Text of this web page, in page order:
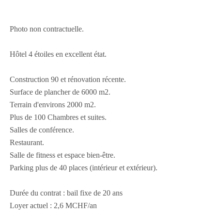
Photo non contractuelle.
Hôtel 4 étoiles en excellent état.
Construction 90 et rénovation récente.
Surface de plancher de 6000 m2.
Terrain d'environs 2000 m2.
Plus de 100 Chambres et suites.
Salles de conférence.
Restaurant.
Salle de fitness et espace bien-être.
Parking plus de 40 places (intérieur et extérieur).
Durée du contrat : bail fixe de 20 ans
Loyer actuel : 2,6 MCHF/an